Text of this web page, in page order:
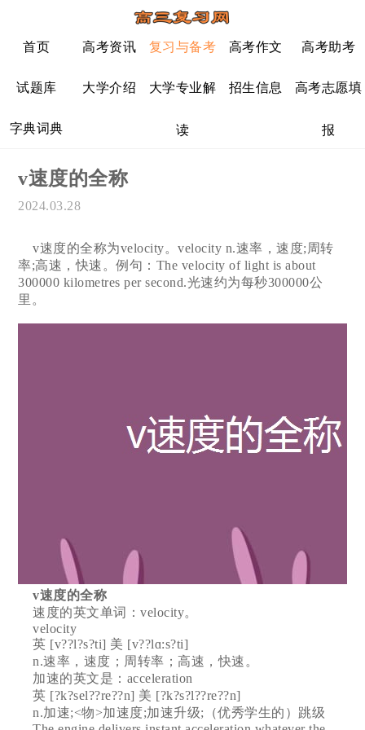
首页 高考资讯 复习与备考 高考作文 高考助考
试题库 大学介绍 大学专业解
读
招生信息 高考志愿填
报
字典词典
v速度的全称
2024.03.28
v速度的全称为velocity。velocity n.速率，速度;周转
率;高速，快速。例句：The velocity of light is about
300000 kilometres per second.光速约为每秒300000公
里。
v速度的全称
速度的英文单词：velocity。
velocity
英 [v??l?s?ti] 美 [v??lɑ:s?ti]
n.速率，速度；周转率；高速，快速。
加速的英文是：acceleration
英 [?k?sel??re??n] 美 [?k?s?l??re??n]
n.加速;<物>加速度;加速升级;（优秀学生的）跳级